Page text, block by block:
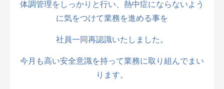
体調管理をしっかりと行い、熱中症にならないよう
に気をつけて業務を進める事を
社員一同再認識いたしました。
今月も高い安全意識を持って業務に取り組んでまい
ります。